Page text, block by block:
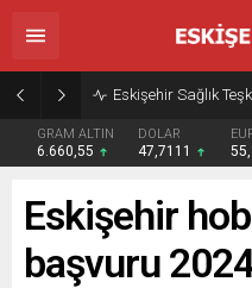
Eskişehir Sağlık
GRAM ALTIN
6.660,55
DOLAR
47,7111
Eskişehir
başvuru